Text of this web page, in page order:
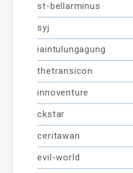
st-bellarminus
syj
iaintulungagung
thetransicon
innoventure
ckstar
ceritawan
evil-world